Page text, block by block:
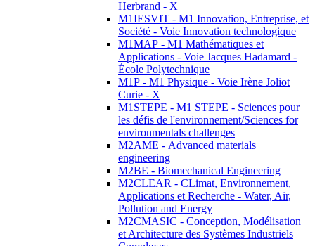
Herbrand - X
M1IESVIT - M1 Innovation, Entreprise, et
Société - Voie Innovation technologique
M1MAP - M1 Mathématiques et
Applications - Voie Jacques Hadamard -
École Polytechnique
M1P - M1 Physique - Voie Irène Joliot
Curie - X
M1STEPE - M1 STEPE - Sciences pour
les défis de l'environnement/Sciences for
environmentals challenges
M2AME - Advanced materials
engineering
M2BE - Biomechanical Engineering
M2CLEAR - CLimat, Environnement,
Applications et Recherche - Water, Air,
Pollution and Energy
M2CMASIC - Conception, Modélisation
et Architecture des Systèmes Industriels